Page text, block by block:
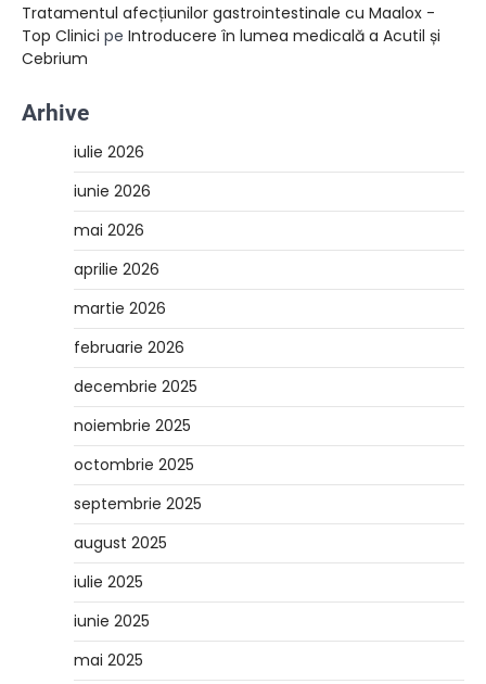
Tratamentul afecțiunilor gastrointestinale cu Maalox -
Top Clinici pe Introducere în lumea medicală a Acutil și
Cebrium
Arhive
iulie 2026
iunie 2026
mai 2026
aprilie 2026
martie 2026
februarie 2026
decembrie 2025
noiembrie 2025
octombrie 2025
septembrie 2025
august 2025
iulie 2025
iunie 2025
mai 2025